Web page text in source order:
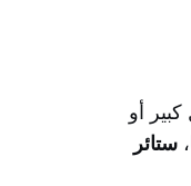
أو
ستائر